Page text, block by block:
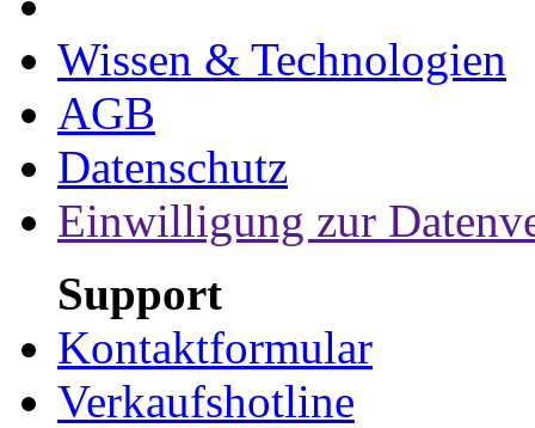
Wissen & Technologien
AGB
Datenschutz
Einwilligung zur
Support
Kontaktformular
Verkaufshotline